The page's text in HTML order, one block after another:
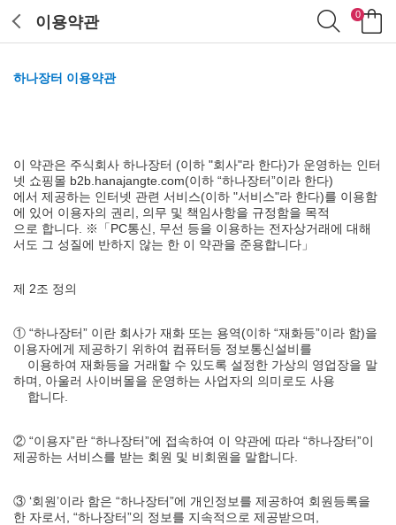
이용약관 0
하나장터 이용약관
이 약관은 주식회사 하나장터 (이하 "회사"라 한다)가 운영하는 인터
넷 쇼핑몰 b2b.hanajangte.com(이하 “하나장터”이라 한다)
에서 제공하는 인터넷 관련 서비스(이하 "서비스"라 한다)를 이용함
에 있어 이용자의 권리, 의무 및 책임사항을 규정함을 목적
으로 합니다. ※「PC통신, 무선 등을 이용하는 전자상거래에 대해
서도 그 성질에 반하지 않는 한 이 약관을 준용합니다」
제 2조 정의
① “하나장터” 이란 회사가 재화 또는 용역(이하 “재화등”이라 함)을
이용자에게 제공하기 위하여 컴퓨터등 정보통신설비를
이용하여 재화등을 거래할 수 있도록 설정한 가상의 영업장을 말
하며, 아울러 사이버몰을 운영하는 사업자의 의미로도 사용
합니다.
② “이용자”란 “하나장터”에 접속하여 이 약관에 따라 “하나장터”이
제공하는 서비스를 받는 회원 및 비회원을 말합니다.
③ ‘회원’이라 함은 “하나장터”에 개인정보를 제공하여 회원등록을
한 자로서, “하나장터”의 정보를 지속적으로 제공받으며,